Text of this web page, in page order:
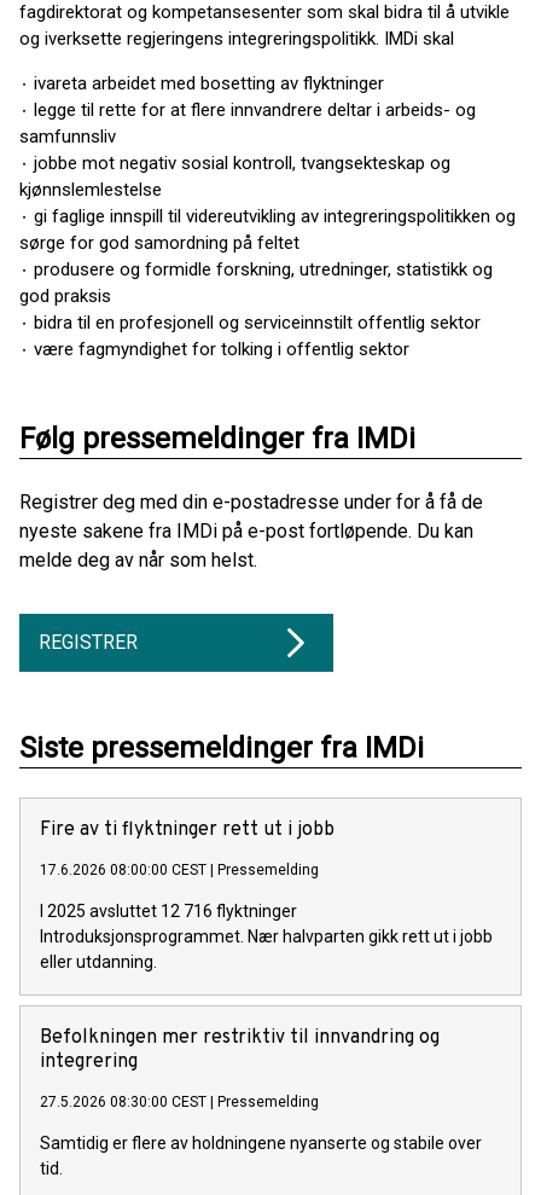
fagdirektorat og kompetansesenter som skal bidra til å utvikle
og iverksette regjeringens integreringspolitikk. IMDi skal
۰ ivareta arbeidet med bosetting av flyktninger
۰ legge til rette for at flere innvandrere deltar i arbeids- og
samfunnsliv
۰ jobbe mot negativ sosial kontroll, tvangsekteskap og
kjønnslemlestelse
۰ gi faglige innspill til videreutvikling av integreringspolitikken og
sørge for god samordning på feltet
۰ produsere og formidle forskning, utredninger, statistikk og
god praksis
۰ bidra til en profesjonell og serviceinnstilt offentlig sektor
۰ være fagmyndighet for tolking i offentlig sektor
Følg pressemeldinger fra IMDi
Registrer deg med din e-postadresse under for å få de
nyeste sakene fra IMDi på e-post fortløpende. Du kan
melde deg av når som helst.
REGISTRER
Siste pressemeldinger fra IMDi
Fire av ti flyktninger rett ut i jobb
17.6.2026 08:00:00 CEST Pressemelding
I 2025 avsluttet 12 716 flyktninger
Introduksjonsprogrammet. Nær halvparten gikk rett ut i jobb
eller utdanning.
Befolkningen mer restriktiv til innvandring og
integrering
27.5.2026 08:30:00 CEST Pressemelding
Samtidig er flere av holdningene nyanserte og stabile over
tid.